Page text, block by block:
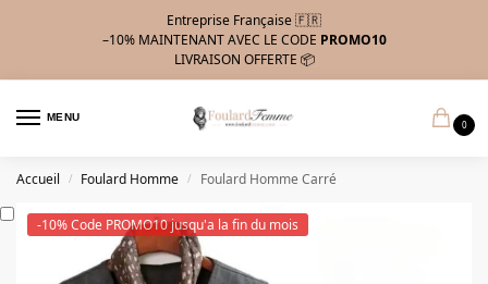
Entreprise Française 🇫🇷
–10% MAINTENANT AVEC LE CODE PROMO10
LIVRAISON OFFERTE 📦
MENU
0
Accueil / Foulard Homme / Foulard Homme Carré
-10% Code PROMO10 jusqu'a la fin du mois